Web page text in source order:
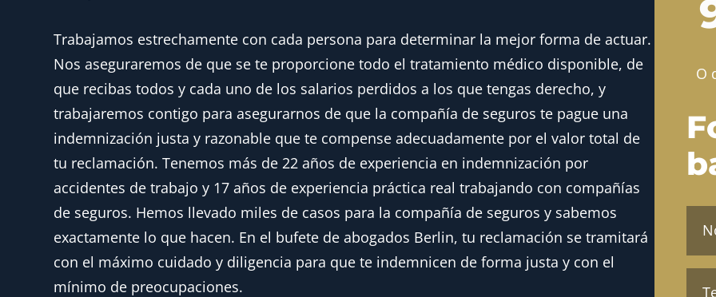
Trabajamos estrechamente con cada persona para determinar la mejor forma de actuar.
Nos aseguraremos de que se te proporcione todo el tratamiento médico disponible, de
que recibas todos y cada uno de los salarios perdidos a los que tengas derecho, y
trabajaremos contigo para asegurarnos de que la compañía de seguros te pague una
indemnización justa y razonable que te compense adecuadamente por el valor total de
tu reclamación. Tenemos más de 22 años de experiencia en indemnización por
accidentes de trabajo y 17 años de experiencia práctica real trabajando con compañías
de seguros. Hemos llevado miles de casos para la compañía de seguros y sabemos
exactamente lo que hacen. En el bufete de abogados Berlin, tu reclamación se tramitará
con el máximo cuidado y diligencia para que te indemnicen de forma justa y con el
mínimo de preocupaciones.
O